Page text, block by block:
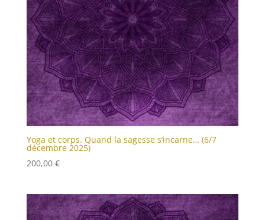
Yoga et corps. Quand la sagesse s’incarne… (6/7
décembre 2025)
200,00 €